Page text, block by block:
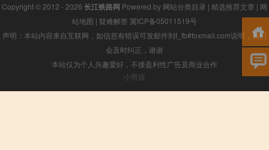
Copyright © 2012 - 2026 长江铁路网 Powered by 网站分类目录 | 精选推荐文章 | 网
站地图 | 疑难解答 冀ICP备05011519号
声明：本站内容来自互联网，如信息有错误可发邮件到f_fb#foxmail.com说明，我们
会及时纠正，谢谢
本站仅为个人兴趣爱好，不接盈利性广告及商业合作
小男孩